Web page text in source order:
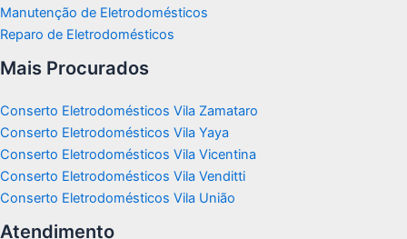
Manutenção de Eletrodomésticos
Reparo de Eletrodomésticos
Mais Procurados
Conserto Eletrodomésticos Vila Zamataro
Conserto Eletrodomésticos Vila Yaya
Conserto Eletrodomésticos Vila Vicentina
Conserto Eletrodomésticos Vila Venditti
Conserto Eletrodomésticos Vila União
Atendimento